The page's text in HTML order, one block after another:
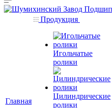
Главная
Продукция
Игольчатые
ролики
Цилиндрические
ролики